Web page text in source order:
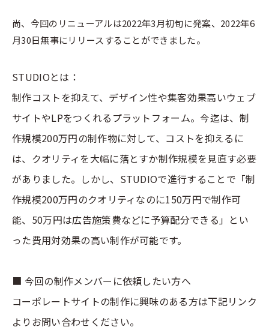
尚、今回のリニューアルは2022年3月初旬に発案、2022年6
月30日無事にリリースすることができました。
STUDIOとは：
制作コストを抑えて、デザイン性や集客効果高いウェブ
サイトやLPをつくれるプラットフォーム。今迄は、制
作規模200万円の制作物に対して、コストを抑えるに
は、クオリティを大幅に落とすか制作規模を見直す必要
がありました。しかし、STUDIOで進行することで「制
作規模200万円のクオリティなのに150万円で制作可
能、50万円は広告施策費などに予算配分できる」とい
った費用対効果の高い制作が可能です。
■ 今回の制作メンバーに依頼したい方へ
コーポレートサイトの制作に興味のある方は下記リンク
よりお問い合わせください。